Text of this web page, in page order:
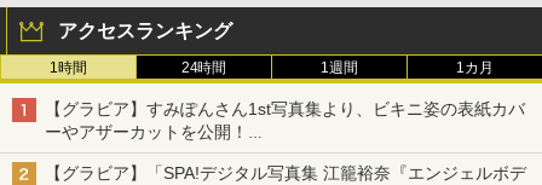
アクセスランキング
1時間 24時間 1週間 1カ月
【グラビア】すみぽんさん1st写真集より、ビキニ姿の表紙カバ
ーやアザーカットを公開！
タイトルは「offcourt（オフコート）」に決定
【グラビア】「SPA!デジタル写真集 江籠裕奈『エンジェルボデ